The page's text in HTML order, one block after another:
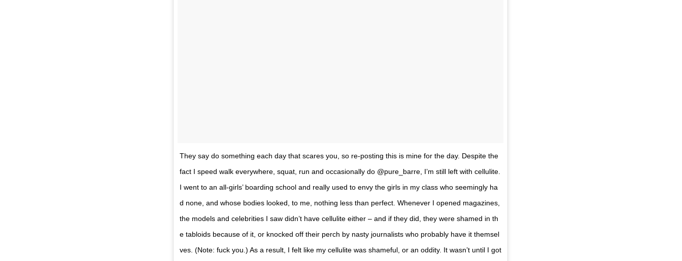
They say do something each day that scares you, so re-posting this is mine for the day. Despite the
fact I speed walk everywhere, squat, run and occasionally do @pure_barre, I’m still left with cellulite.
I went to an all-girls’ boarding school and really used to envy the girls in my class who seemingly ha
d none, and whose bodies looked, to me, nothing less than perfect. Whenever I opened magazines,
the models and celebrities I saw didn’t have cellulite either – and if they did, they were shamed in th
e tabloids because of it, or knocked off their perch by nasty journalists who probably have it themsel
ves. (Note: fuck you.) As a result, I felt like my cellulite was shameful, or an oddity. It wasn’t until I got